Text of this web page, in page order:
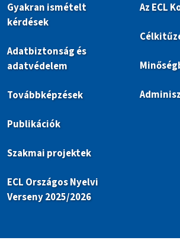
Gyakran ismételt
kérdések
Adatbiztonság és
adatvédelem
Továbbképzések
Publikációk
Szakmai projektek
ECL Országos Nyelvi
Verseny 2025/2026
Az ECL